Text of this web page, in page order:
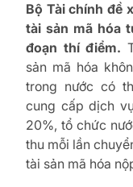
Bộ Tài chính đề
tài sản mã hóa
đoạn thí điểm.
sản mã hóa
trong nước có
cung cấp dịch
20%, tổ chức
thu mỗi lần
tài sản mã hóa